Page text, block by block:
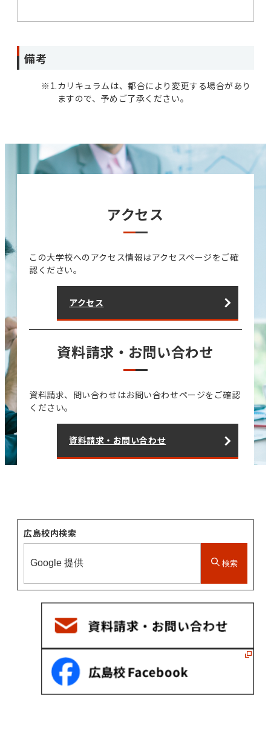
備考
※1.カリキュラムは、都合により変更する場合があり
ますので、予めご了承ください。
広島校内検索
検索
アクセス
この大学校へのアクセス情報はアクセスページをご確
認ください。
アクセス
資料請求・お問い合わせ
資料請求、問い合わせはお問い合わせページをご確認
ください。
資料請求・お問い合わせ